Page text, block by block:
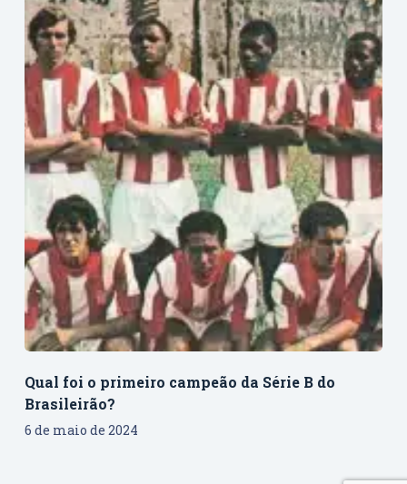
Qual foi o primeiro campeão da Série B do
Brasileirão?
6 de maio de 2024